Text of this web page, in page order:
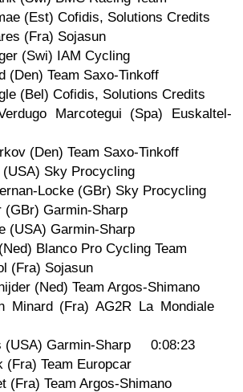
(Est) Cofidis, Solutions Credits
(Fra) Sojasun
(Swi) IAM Cycling
Team Saxo-Tinkoff
(Bel) Cofidis, Solutions Credits
Marcotegui (Spa) Euskaltel-
(Den) Team Saxo-Tinkoff
Sky Procycling
Locke (GBr) Sky Procycling
Garmin-Sharp
Garmin-Sharp
Blanco Pro Cycling Team
(Fra) Sojasun
(Ned) Team Argos-Shimano
(Fra) AG2R La Mondiale
Garmin-Sharp 0:08:23
Team Europcar
Team Argos-Shimano